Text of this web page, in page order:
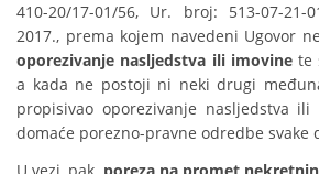
410-20/17-01/56, Ur. broj: 513-07-
2017., prema kojem navedeni Ugovor
oporezivanje nasljedstva ili imovinete
a kada ne postoji ni neki drugi
propisivao oporezivanje nasljedstva
domaće porezno-pravne odredbe svake